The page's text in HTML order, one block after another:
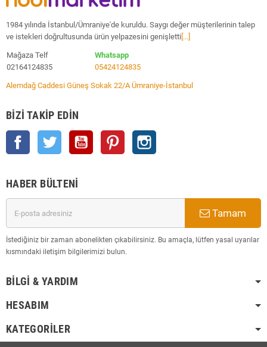
1984 yılında İstanbul/Ümraniye'de kuruldu. Saygı değer müşterilerinin talep
ve istekleri doğrultusunda ürün yelpazesini genişletti [...]
Mağaza Telf
02164124835
Whatsapp
05424124835
Alemdağ Caddesi Güneş Sokak 22/A Ümraniye-İstanbul
BIZI TAKIP EDIN
Facebook Twitter YouTube Pinterest
HABER BÜLTENI
Tamam
İstediğiniz bir zaman abonelikten çıkabilirsiniz. Bu amaçla, lütfen yasal uyarılar
kısmındaki iletişim bilgilerimizi bulun.
BILGI & YARDIM
HESABIM
KATEGORILER